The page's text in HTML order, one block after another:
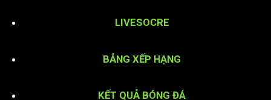
LIVESOCRE
BẢNG XẾP HẠNG
KẾT QUẢ BÓNG ĐÁ